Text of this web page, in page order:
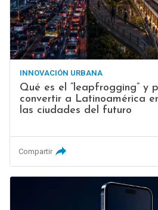
INNOVACIÓN URBANA
Qué es el “leapfrogging” y
convertir a Latinoamérica
las ciudades del futuro
Compartir